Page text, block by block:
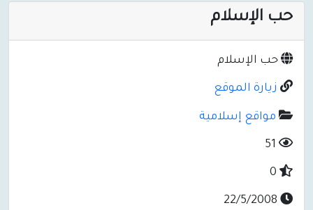
حب الإسلام
حب الإسلام
زيارة الموقع
مواقع إسلامية